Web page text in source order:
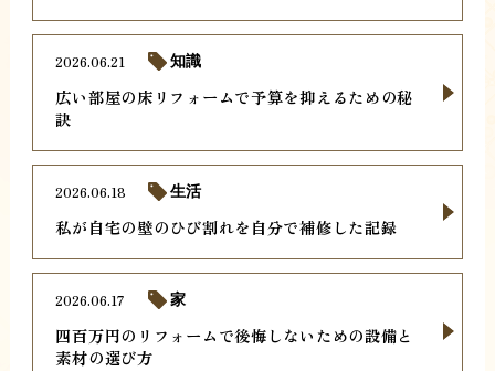
広い部屋の床リフォームで予算を抑えるための秘
訣
2026.06.21 知識
私が自宅の壁のひび割れを自分で補修した記録
2026.06.18 生活
四百万円のリフォームで後悔しないための設備と
素材の選び方
2026.06.17 家